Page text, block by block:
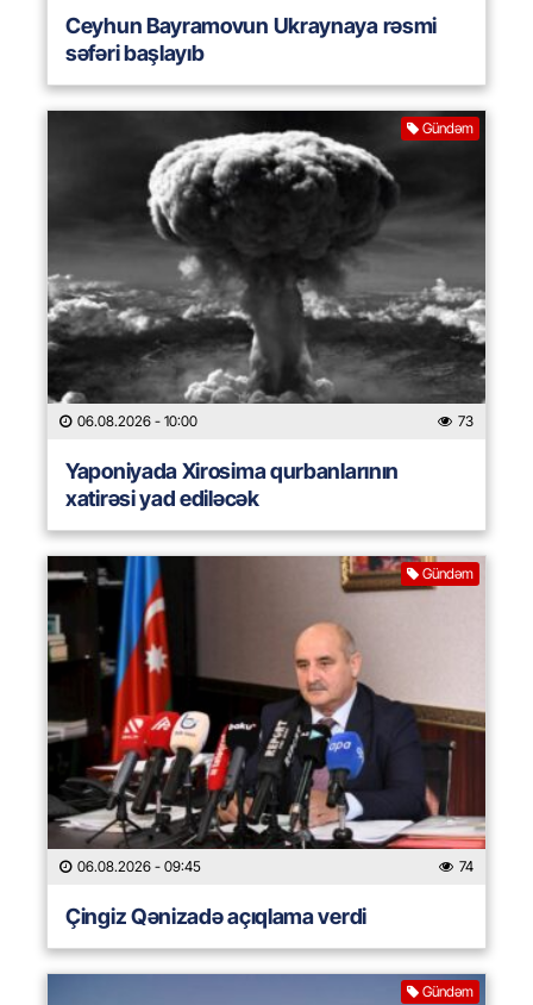
Ceyhun Bayramovun Ukraynaya rəsmi
səfəri başlayıb
Gündəm
06.08.2026 - 10:00 73
Yaponiyada Xirosima qurbanlarının
xatirəsi yad ediləcək
Gündəm
06.08.2026 - 09:45 74
Çingiz Qənizadə açıqlama verdi
Gündəm